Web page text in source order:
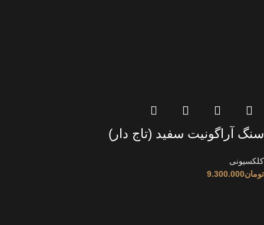
سنگ آراگونیت سفید (تاج دار)
کلکسیونی
تومان9.300.000